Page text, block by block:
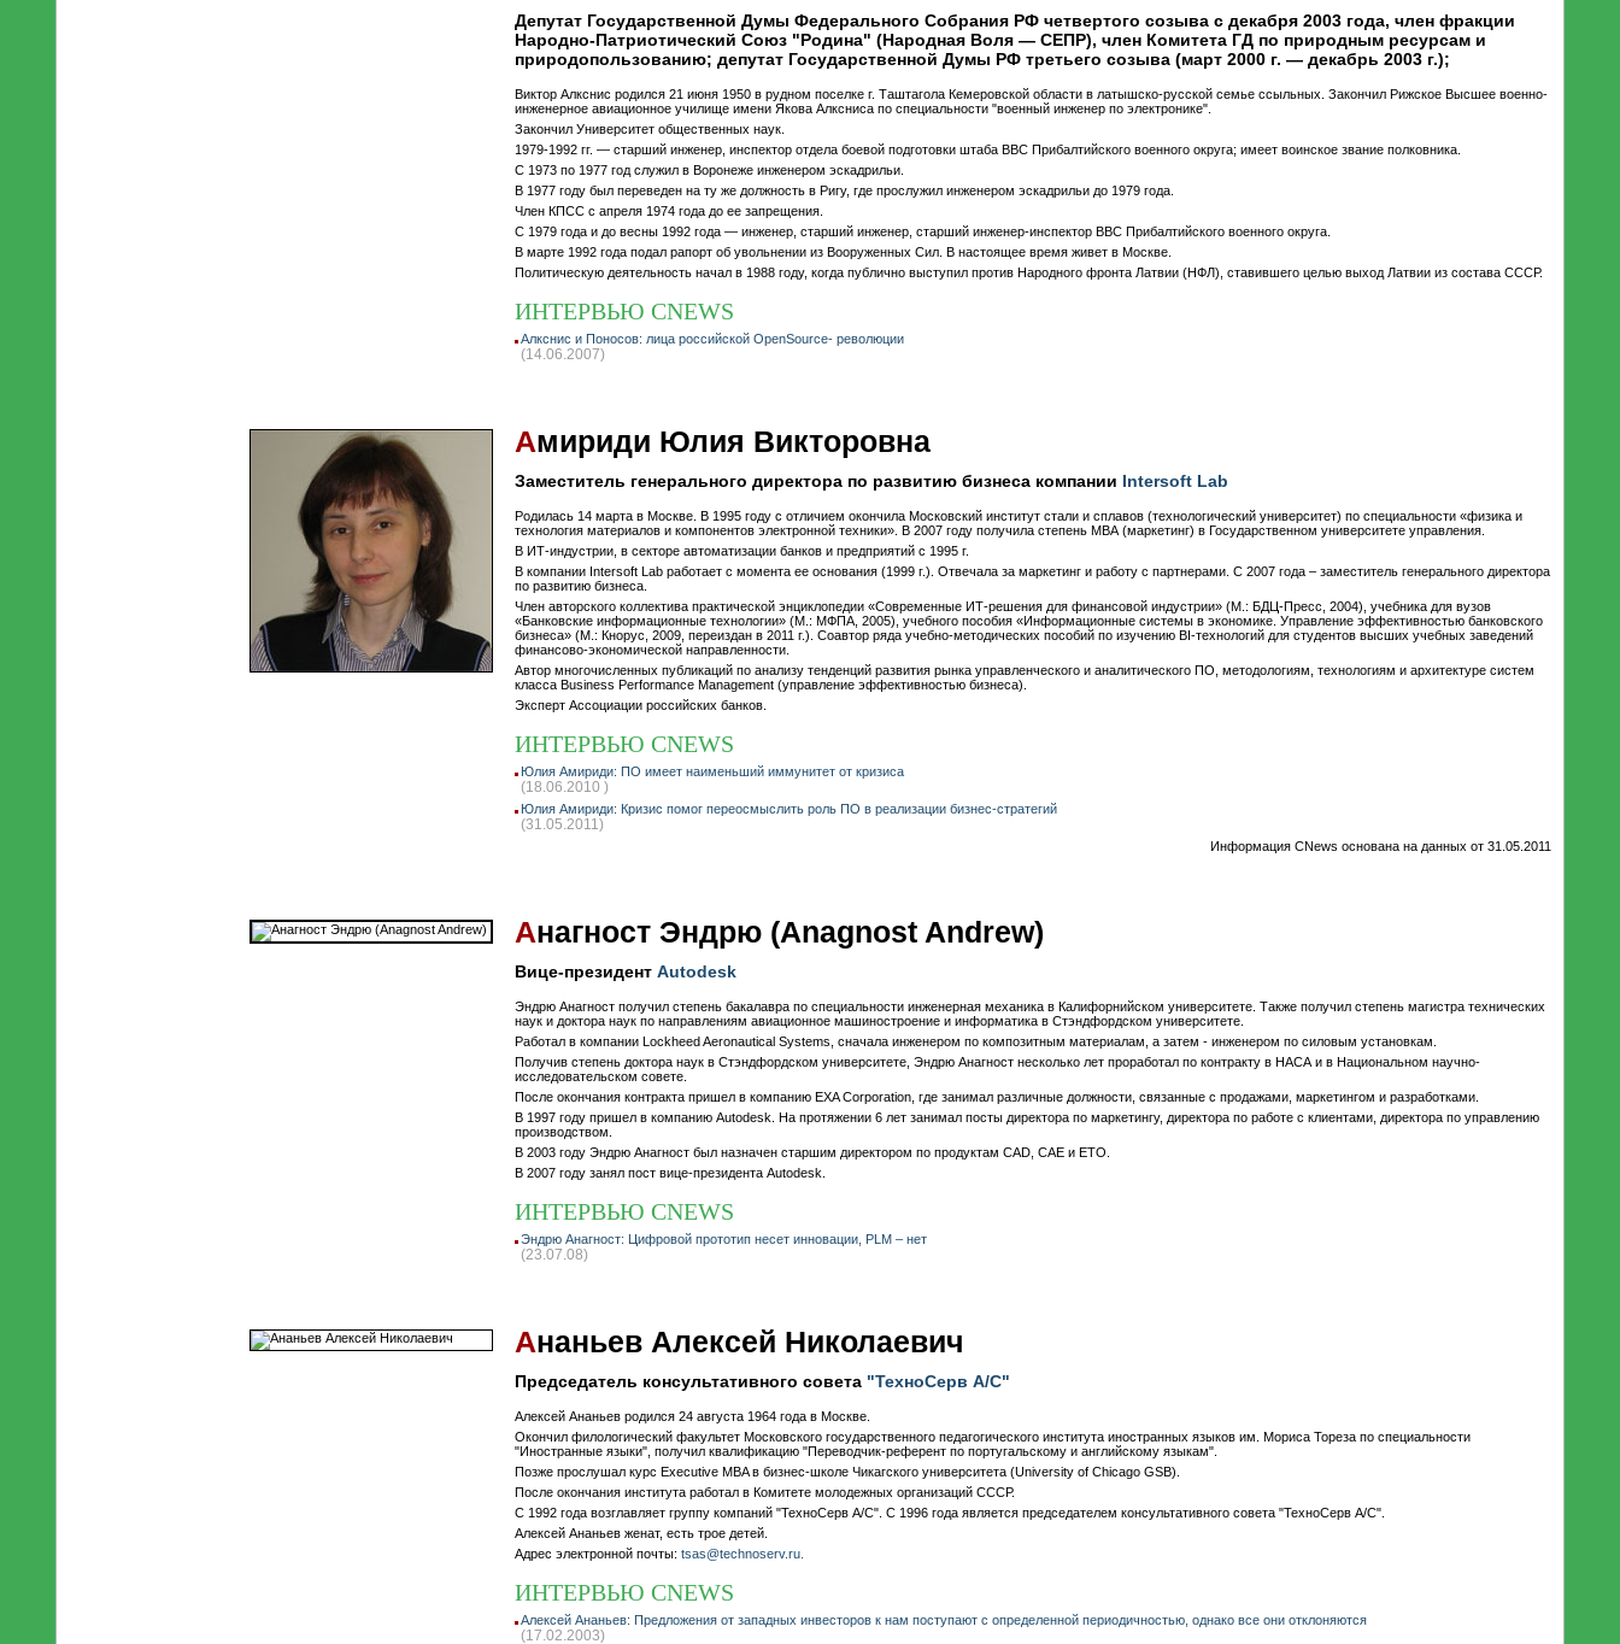
Депутат Государственной Думы Федерального Собрания РФ четвертого созыва с декабря 2003 года, член фракции
Народно-Патриотический Союз "Родина" (Народная Воля — СЕПР), член Комитета ГД по природным ресурсам и
природопользованию; депутат Государственной Думы РФ третьего созыва (март 2000 г. — декабрь 2003 г.);
Виктор Алкснис родился 21 июня 1950 в рудном поселке г. Таштагола Кемеровской области в латышско-русской семье ссыльных. Закончил Рижское Высшее военно-
инженерное авиационное училище имени Якова Алксниса по специальности "военный инженер по электронике".
Закончил Университет общественных наук.
1979-1992 гг. — старший инженер, инспектор отдела боевой подготовки штаба ВВС Прибалтийского военного округа; имеет воинское звание полковника.
С 1973 по 1977 год служил в Воронеже инженером эскадрильи.
В 1977 году был переведен на ту же должность в Ригу, где прослужил инженером эскадрильи до 1979 года.
Член КПСС с апреля 1974 года до ее запрещения.
С 1979 года и до весны 1992 года — инженер, старший инженер, старший инженер-инспектор ВВС Прибалтийского военного округа.
В марте 1992 года подал рапорт об увольнении из Вооруженных Сил. В настоящее время живет в Москве.
Политическую деятельность начал в 1988 году, когда публично выступил против Народного фронта Латвии (НФЛ), ставившего целью выход Латвии из состава СССР.
ИНТЕРВЬЮ CNEWS
Алкснис и Поносов: лица российской OpenSource- революции
(14.06.2007)
Амириди Юлия Викторовна
Заместитель генерального директора по развитию бизнеса компании Intersoft Lab
Родилась 14 марта в Москве. В 1995 году с отличием окончила Московский институт стали и сплавов (технологический университет) по специальности «физика и
технология материалов и компонентов электронной техники». В 2007 году получила степень МВА (маркетинг) в Государственном университете управления.
В ИТ-индустрии, в секторе автоматизации банков и предприятий с 1995 г.
В компании Intersoft Lab работает с момента ее основания (1999 г.). Отвечала за маркетинг и работу с партнерами. С 2007 года – заместитель генерального директора
по развитию бизнеса.
Член авторского коллектива практической энциклопедии «Современные ИТ-решения для финансовой индустрии» (М.: БДЦ-Пресс, 2004), учебника для вузов
«Банковские информационные технологии» (М.: МФПА, 2005), учебного пособия «Информационные системы в экономике. Управление эффективностью банковского
бизнеса» (М.: Кнорус, 2009, переиздан в 2011 г.). Соавтор ряда учебно-методических пособий по изучению BI-технологий для студентов высших учебных заведений
финансово-экономической направленности.
Автор многочисленных публикаций по анализу тенденций развития рынка управленческого и аналитического ПО, методологиям, технологиям и архитектуре систем
класса Business Performance Management (управление эффективностью бизнеса).
Эксперт Ассоциации российских банков.
ИНТЕРВЬЮ CNEWS
Юлия Амириди: ПО имеет наименьший иммунитет от кризиса
(18.06.2010 )
Юлия Амириди: Кризис помог переосмыслить роль ПО в реализации бизнес-стратегий
(31.05.2011)
Информация CNews основана на данных от 31.05.2011
Анагност Эндрю (Anagnost Andrew)
Вице-президент Autodesk
Эндрю Анагност получил степень бакалавра по специальности инженерная механика в Калифорнийском университете. Также получил степень магистра технических
наук и доктора наук по направлениям авиационное машиностроение и информатика в Стэндфордском университете.
Работал в компании Lockheed Aeronautical Systems, сначала инженером по композитным материалам, а затем - инженером по силовым установкам.
Получив степень доктора наук в Стэндфордском университете, Эндрю Анагност несколько лет проработал по контракту в НАСА и в Национальном научно-
исследовательском совете.
После окончания контракта пришел в компанию EXA Corporation, где занимал различные должности, связанные с продажами, маркетингом и разработками.
В 1997 году пришел в компанию Autodesk. На протяжении 6 лет занимал посты директора по маркетингу, директора по работе с клиентами, директора по управлению
производством.
В 2003 году Эндрю Анагност был назначен старшим директором по продуктам CAD, CAE и ETO.
В 2007 году занял пост вице-президента Autodesk.
ИНТЕРВЬЮ CNEWS
Эндрю Анагност: Цифровой прототип несет инновации, PLM – нет
(23.07.08)
Ананьев Алексей Николаевич
Председатель консультативного совета "ТехноСерв А/С"
Алексей Ананьев родился 24 августа 1964 года в Москве.
Окончил филологический факультет Московского государственного педагогического института иностранных языков им. Мориса Тореза по специальности
"Иностранные языки", получил квалификацию "Переводчик-референт по португальскому и английскому языкам".
Позже прослушал курс Executive MBA в бизнес-школе Чикагского университета (University of Chicago GSB).
После окончания института работал в Комитете молодежных организаций СССР.
С 1992 года возглавляет группу компаний "ТехноСерв А/C". С 1996 года является председателем консультативного совета "ТехноСерв А/C".
Алексей Ананьев женат, есть трое детей.
Адрес электронной почты: tsas@technoserv.ru.
ИНТЕРВЬЮ CNEWS
Алексей Ананьев: Предложения от западных инвесторов к нам поступают с определенной периодичностью, однако все они отклоняются
(17.02.2003)